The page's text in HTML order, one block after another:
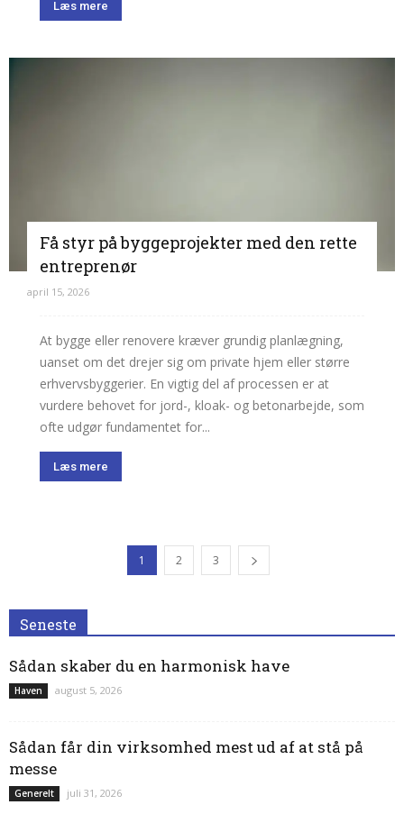
Læs mere
Få styr på byggeprojekter med den rette
entreprenør
april 15, 2026
At bygge eller renovere kræver grundig planlægning,
uanset om det drejer sig om private hjem eller større
erhvervsbyggerier. En vigtig del af processen er at
vurdere behovet for jord-, kloak- og betonarbejde, som
ofte udgør fundamentet for...
Læs mere
1 2 3
Seneste
Sådan skaber du en harmonisk have
Haven august 5, 2026
Sådan får din virksomhed mest ud af at stå på
messe
Generelt juli 31, 2026